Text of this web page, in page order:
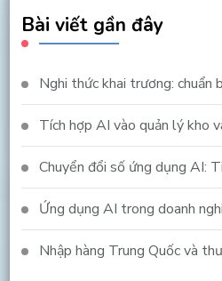
Bài viết gần đây
Nghi thức khai trương: chuẩn
Tích hợp AI vào quản lý kho
Chuyển đổi số ứng dụng AI:
Ứng dụng AI trong doanh
Nhập hàng Trung Quốc và